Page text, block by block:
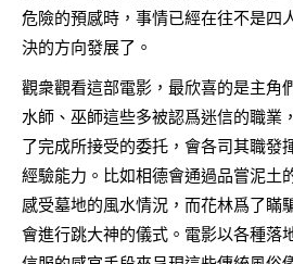
危險的預感時，事情已經在往不是四
決的方向發展了。
觀衆觀看這部電影，最欣喜的是主角
水師、巫師這些多被認爲迷信的職業
了完成所接受的委托，會各司其職發
經驗能力。比如相德會通過品嘗泥土
感受墓地的風水情況，而花林爲了瞞
會進行跳大神的儀式。電影以各種落